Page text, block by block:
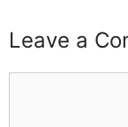
Leave a